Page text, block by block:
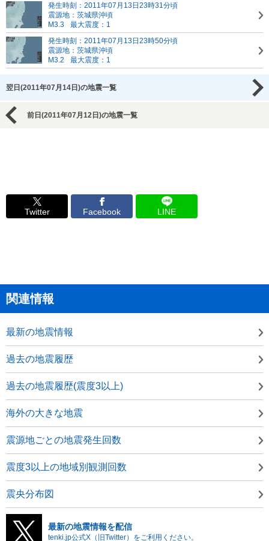
発生時刻：2011年07月13日23時31分頃
震源地：茨城県沖頃
M3.3
最大震度：1
発生時刻：2011年07月13日23時50分頃
震源地：茨城県沖頃
M3.2
最大震度：1
翌日(2011年07月14日)の地震一覧
前日(2011年07月12日)の地震一覧
Twitter Facebook LINE
関連情報
最新の地震情報
過去の地震履歴
過去の地震履歴(震度3以上)
海外の大きな地震
震源地ごとの地震発生回数
震度3以上の地域別観測回数
震央分布図
最新の地震情報を配信
tenki.jp公式X（旧Twitter）をご利用ください。